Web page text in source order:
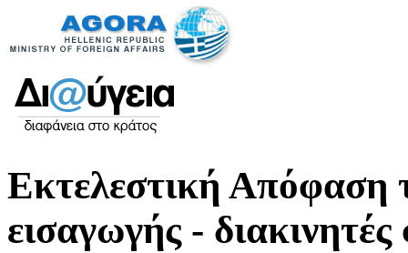
Εκτελεστική Απόφαση
εισαγωγής -